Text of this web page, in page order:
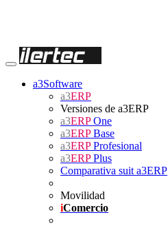
a3Software
a3ERP
Versiones de a3ERP
a3ERPOne
a3ERPBase
a3ERPProfesional
a3ERPPlus
Comparativa suit a3ERP
Movilidad
iComercio